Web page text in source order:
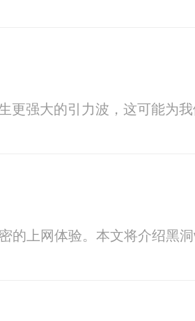
强大的引力波，这可能为我
上网体验。本文将介绍黑洞